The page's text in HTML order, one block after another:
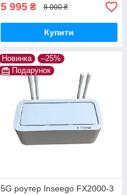
5 995 ₴ 8 000 ₴
Купити
Новинка
–25%
Подарунок
5G роутер Inseego FX2000-3